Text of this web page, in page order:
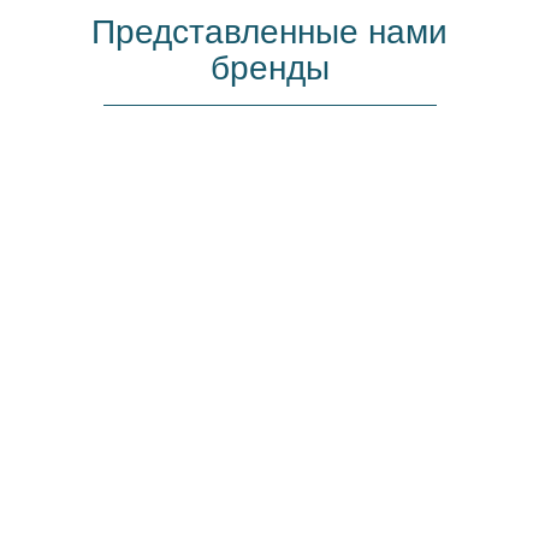
Представленные нами
бренды